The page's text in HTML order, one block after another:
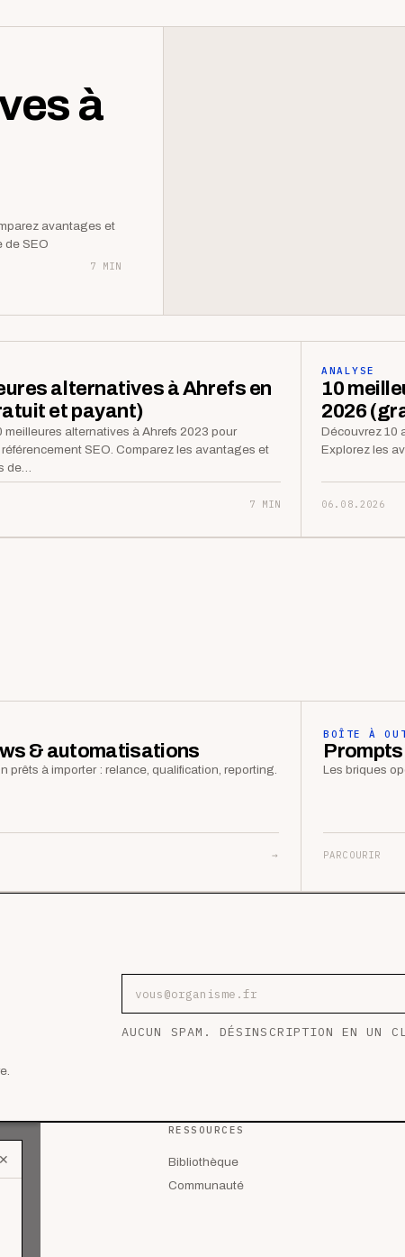
à
avantages et
de SEO
7 MIN
alternatives à Ahrefs en
et payant)
meilleures alternatives à Ahrefs 2023 pour
SEO. Comparez les avantages et
de…
7 MIN
ANALYSE
10
2026
Découvrez 10
Explorez les
06.08.2026
& automatisations
prêts à importer : relance, qualification, reporting.
→
BOÎTE À
Les briques
PARCOURIR
AUCUN SPAM. DÉSINSCRIPTION EN UN
✕
RESSOURCES
Bibliothèque
Communauté